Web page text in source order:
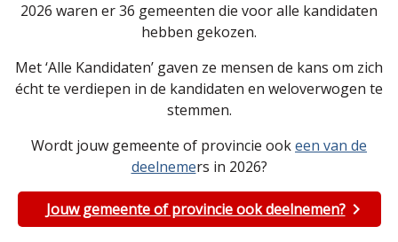
2026 waren er 36 gemeenten die voor alle kandidaten
hebben gekozen.
Met ‘Alle Kandidaten’ gaven ze mensen de kans om zich
écht te verdiepen in de kandidaten en weloverwogen te
stemmen.
Wordt jouw gemeente of provincie ookeen van de
deelnemers in 2026?
Jouw gemeente of provincie ook deelnemen?